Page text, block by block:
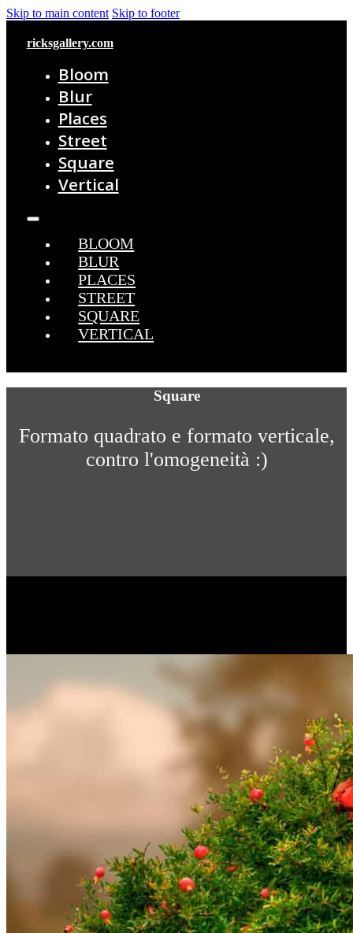
Skip to main content Skip to footer
ricksgallery.com
Bloom
Blur
Places
Street
Square
Vertical
BLOOM
BLUR
PLACES
STREET
SQUARE
VERTICAL
Square
Formato quadrato e formato verticale,
contro l'omogeneità :)